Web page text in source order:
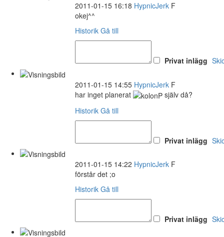
2011-01-15 16:18 HypnicJerk F
okej^^
Historik Gå till
Privat inlägg
2011-01-15 14:55 HypnicJerk F
har inget planerat
själv då?
Historik Gå till
Privat inlägg
2011-01-15 14:22 HypnicJerk F
förstår det ;o
Historik Gå till
Privat inlägg